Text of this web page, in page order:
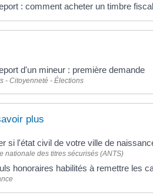
: comment acheter un timbre
d'un mineur : première demande
- Citoyenneté - Élections
plus
si l'état civil de votre ville de
nationale des titres sécurisés (ANTS)
honoraires habilités à remettre les